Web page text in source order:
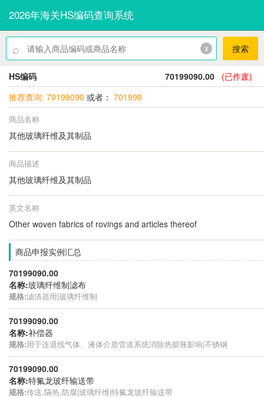
2026年海关HS编码查询系统
⌕ x 搜索
HS编码 70199090.00
(已作废)
推荐查询: 70199090 或者： 701990
商品名称
其他玻璃纤维及其制品
商品描述
其他玻璃纤维及其制品
英文名称
Other woven fabrics of rovings and articles thereof
商品申报实例汇总
70199090.00
名称:玻璃纤维制滤布
规格:滤清器用|玻璃纤维制
70199090.00
名称:补偿器
规格:用于连退线气体、液体介质管道系统消除热膨胀影响|不锈钢
70199090.00
名称:特氟龙玻纤输送带
规格:传送,隔热,防腐|玻璃纤维|特氟龙玻纤输送带